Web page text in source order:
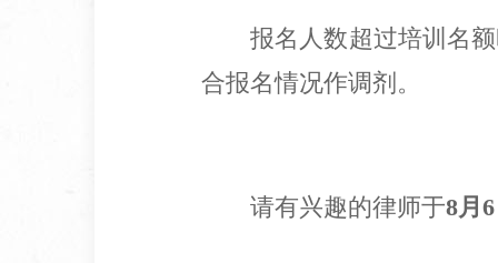
报名人数超过培训名
合报名情况作调剂。
请有兴趣的律师于8月